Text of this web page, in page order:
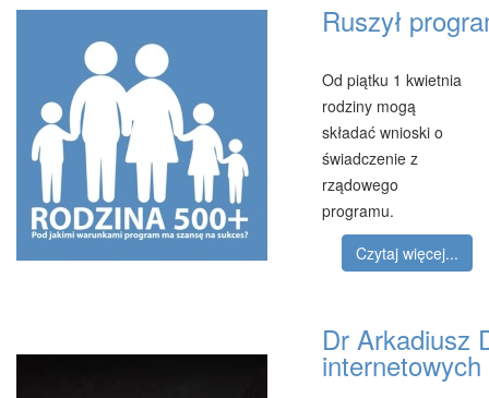
Ruszył
Od piątku 1 kwietnia
rodziny mogą
składać wnioski o
świadczenie z
rządowego
programu.
Czytaj więcej...
Dr Arkadiusz
internetowych